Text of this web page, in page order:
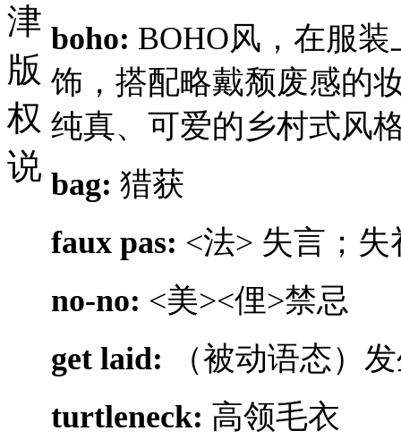
boho: BOHO风，在服
饰，搭配略戴颓废感的
纯真、可爱的乡村式风
bag: 猎获
faux pas: <法> 失言；
no-no: <美><俚>禁忌
get laid: （被动语态）
turtleneck: 高领毛衣
津
版
权
说